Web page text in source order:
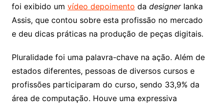
foi exibido um vídeo depoimento da designer Ianka
Assis, que contou sobre esta profissão no mercado
e deu dicas práticas na produção de peças digitais.
Pluralidade foi uma palavra-chave na ação. Além de
estados diferentes, pessoas de diversos cursos e
profissões participaram do curso, sendo 33,9% da
área de computação. Houve uma expressiva